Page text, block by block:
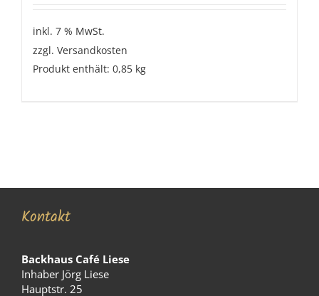
inkl. 7 % MwSt.
zzgl. Versandkosten
Produkt enthält: 0,85 kg
Kontakt
Backhaus Café Liese
Inhaber Jörg Liese
Hauptstr. 25